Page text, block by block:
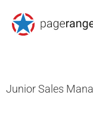
Junior Sales